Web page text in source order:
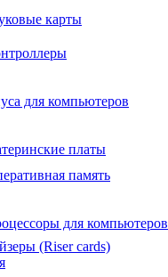
карты
для компьютеров
платы
память
для компьютеров
(Riser cards)